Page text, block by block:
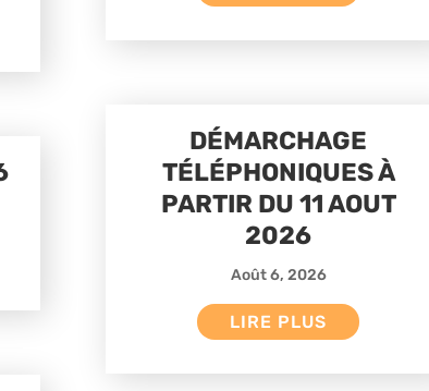
DÉMARCHAGE
TÉLÉPHONIQUES À
PARTIR DU 11 AOUT
2026
Août 6, 2026
LIRE PLUS